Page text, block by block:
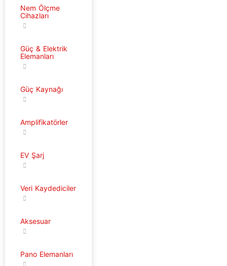
Nem Ölçme
Cihazları
Güç & Elektrik
Elemanları
Güç Kaynağı
Amplifikatörler
EV Şarj
Veri Kaydediciler
Aksesuar
Pano Elemanları